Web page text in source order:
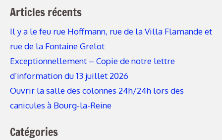
Articles récents
Il y a le feu rue Hoffmann, rue de la Villa Flamande et
rue de la Fontaine Grelot
Exceptionnellement – Copie de notre lettre
d’information du 13 juillet 2026
Ouvrir la salle des colonnes 24h/24h lors des
canicules à Bourg-la-Reine
Catégories